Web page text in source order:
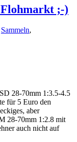
;-)
Sammeln,
28-70mm 1:3.5-4.5
für 5 Euro den
aber
28-70mm 1:2.8 mit
auch nicht auf